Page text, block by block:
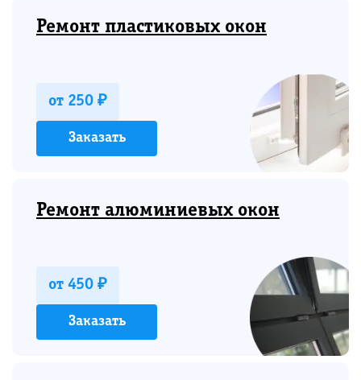
Ремонт пластиковых окон
от 250 ₽
Заказать
Ремонт алюминиевых окон
от 450 ₽
Заказать